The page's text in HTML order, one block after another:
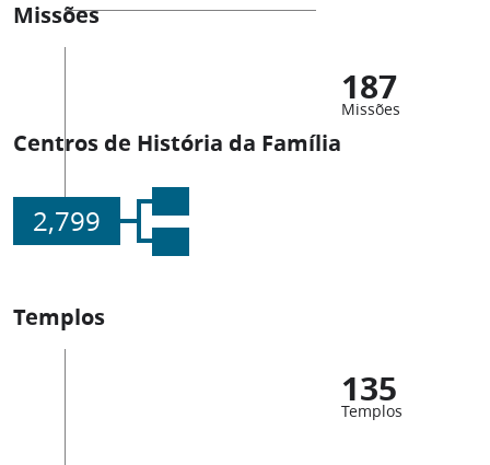
Missões
187
Missões
Centros de História da Família
2,799
Templos
135
Templos